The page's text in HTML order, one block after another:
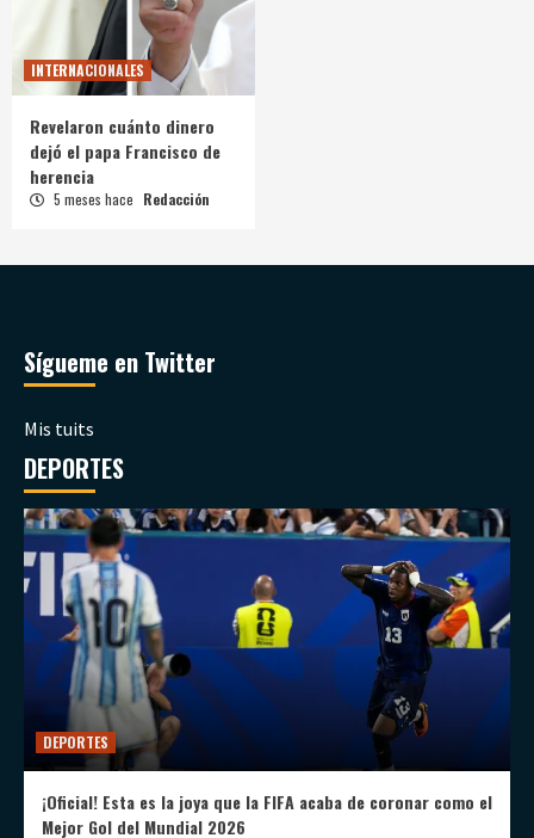
INTERNACIONALES
Revelaron cuánto dinero
dejó el papa Francisco de
herencia
5 meses hace Redacción
Sígueme en Twitter
Mis tuits
DEPORTES
DEPORTES
¡Oficial! Esta es la joya que la FIFA acaba de coronar como el
Mejor Gol del Mundial 2026